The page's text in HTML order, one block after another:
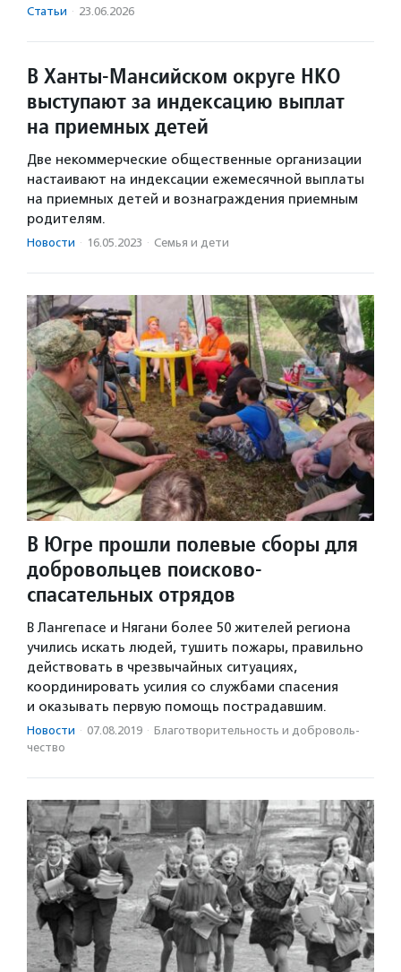
Статьи · 23.06.2026
В Ханты-Мансийском округе НКО
выступают за индексацию выплат
на приемных детей
Две некоммерческие общественные организации
настаивают на индексации ежемесячной выплаты
на приемных детей и вознаграждения приемным
родителям.
Новости · 16.05.2023 · Семья и дети
В Югре прошли полевые сборы для
добровольцев поисково-
спасательных отрядов
В Лангепасе и Нягани более 50 жителей региона
учились искать людей, тушить пожары, правильно
действовать в чрезвычайных ситуациях,
координировать усилия со службами спасения
и оказывать первую помощь пострадавшим.
Новости · 07.08.2019 · Благотвори­тель­ность и доброволь­
чест­во